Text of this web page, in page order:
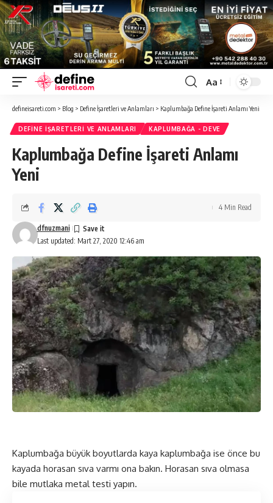
Font
Resizer
Aa
defineisareti.com > Blog > Define İşaretleri ve Anlamları > Kaplumbağa Define İşareti Anlamı Yeni
DEFINE İŞARETLERI VE ANLAMLARI KAPLUMBAĞA - DEVE
Kaplumbağa Define İşareti Anlamı
Yeni
Last updated: Mart 27, 2020 12:46 am
dfnuzmani
4 Min Read
Kaplumbağa büyük boyutlarda kaya kaplumbağa ise önce bu
kayada horasan sıva varmı ona bakın. Horasan sıva olmasa
bile mutlaka metal testi yapın.